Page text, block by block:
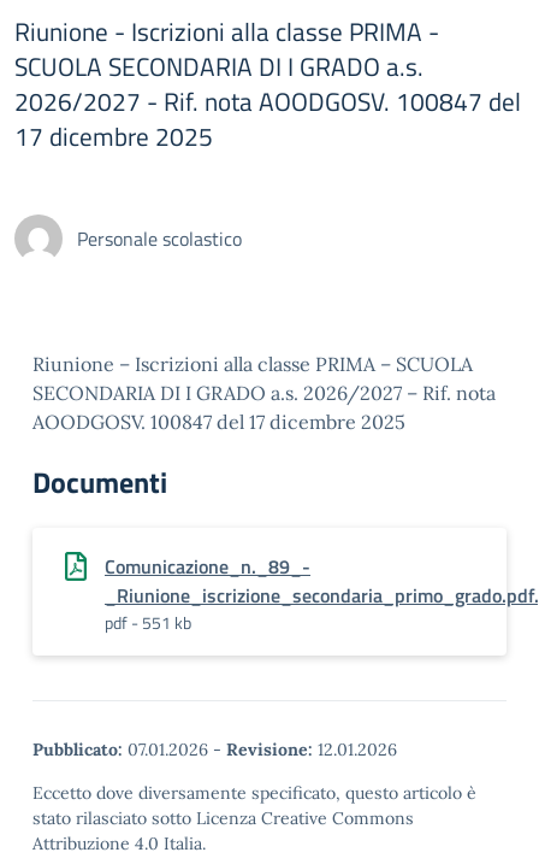
Riunione - Iscrizioni alla classe PRIMA -
SCUOLA SECONDARIA DI I GRADO a.s.
2026/2027 - Rif. nota AOODGOSV. 100847 del
17 dicembre 2025
Personale scolastico
Riunione – Iscrizioni alla classe PRIMA – SCUOLA
SECONDARIA DI I GRADO a.s. 2026/2027 – Rif. nota
AOODGOSV. 100847 del 17 dicembre 2025
Documenti
Comunicazione_n._89_-
pdf - 551 kb
Pubblicato: 07.01.2026 - Revisione: 12.01.2026
Eccetto dove diversamente specificato, questo articolo è
stato rilasciato sotto Licenza Creative Commons
Attribuzione 4.0 Italia.